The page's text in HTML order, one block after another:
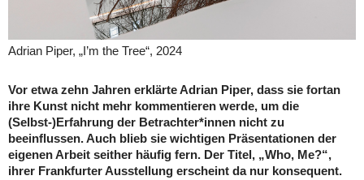
Adrian Piper, „I’m the Tree“, 2024
Vor etwa zehn Jahren erklärte Adrian Piper, dass sie fortan
ihre Kunst nicht mehr kommentieren werde, um die
(Selbst-)Erfahrung der Betrachter*innen nicht zu
beeinflussen. Auch blieb sie wichtigen Präsentationen der
eigenen Arbeit seither häufig fern. Der Titel, „Who, Me?“,
ihrer Frankfurter Ausstellung erscheint da nur konsequent.